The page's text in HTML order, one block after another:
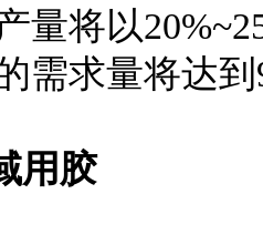
量将以
需求量将达到
胶